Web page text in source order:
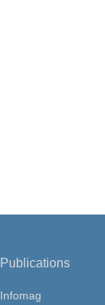
Publications
Infomag